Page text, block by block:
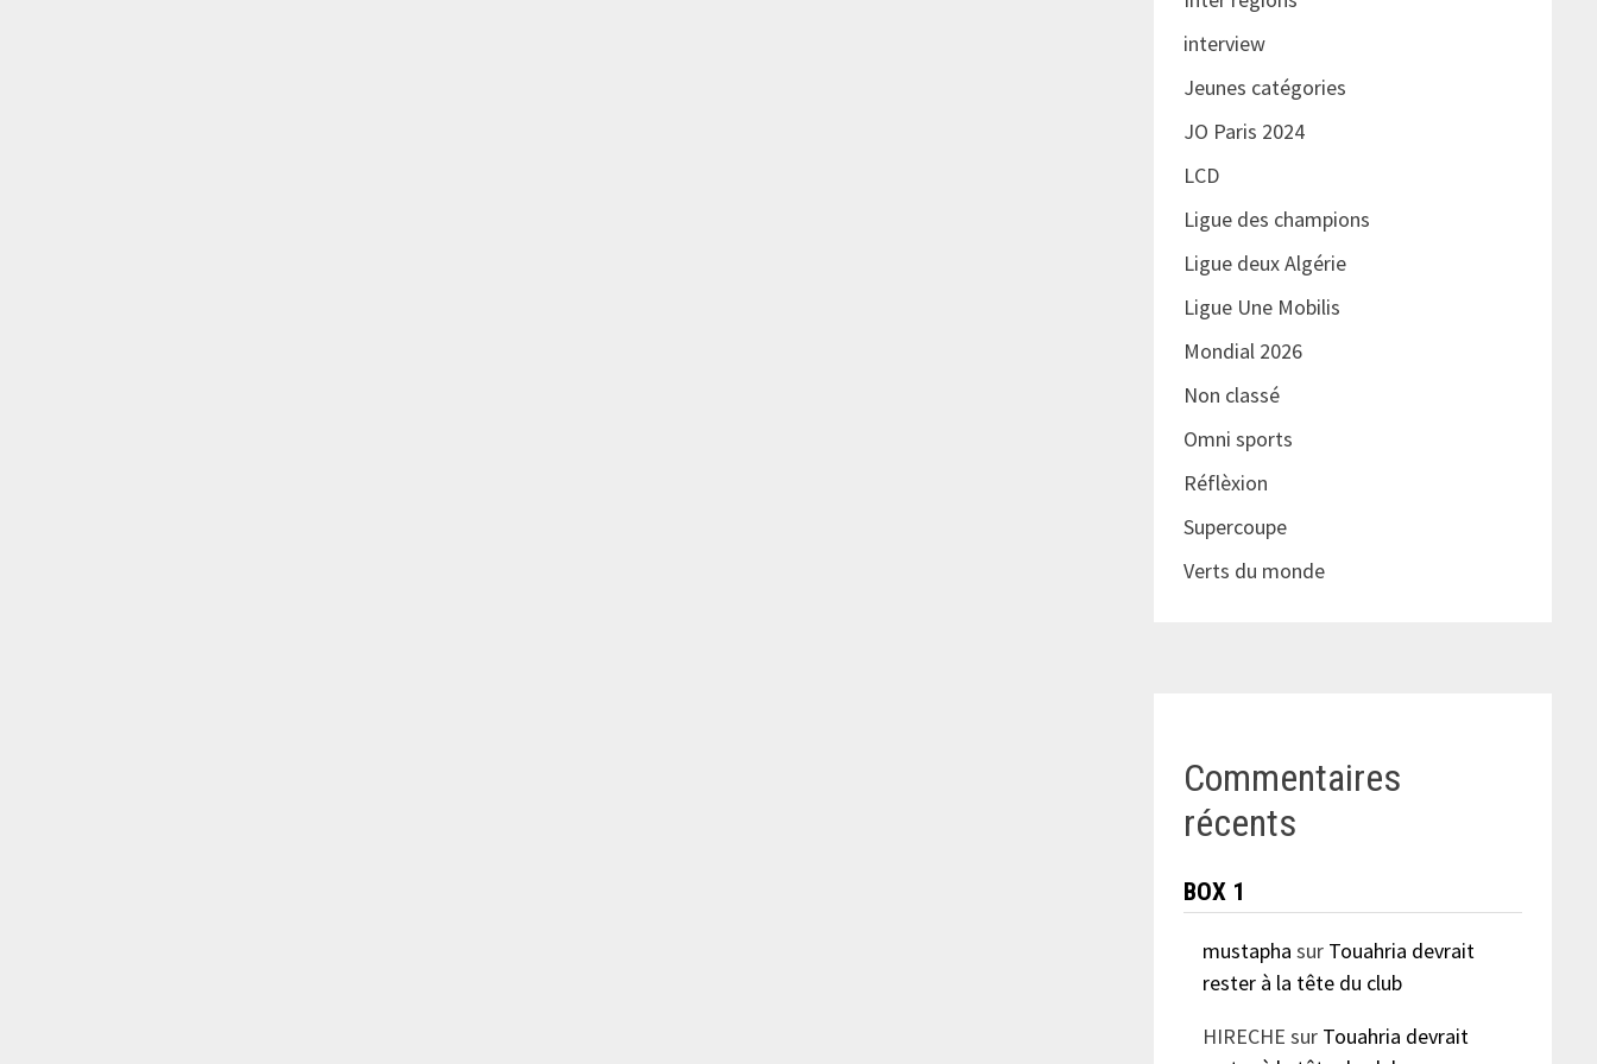
interview
Jeunes catégories
JO Paris 2024
LCD
Ligue des champions
Ligue deux Algérie
Ligue Une Mobilis
Mondial 2026
Non classé
Omni sports
Réflèxion
Supercoupe
Verts du monde
Commentaires
récents
BOX 1
mustapha sur Touahria devrait
rester à la tête du club
HIRECHE sur Touahria devrait